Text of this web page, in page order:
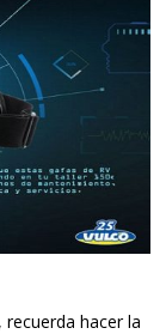
hacer la